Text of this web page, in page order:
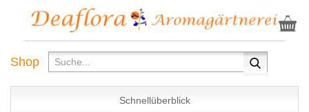
Shop
Schnellüberblick